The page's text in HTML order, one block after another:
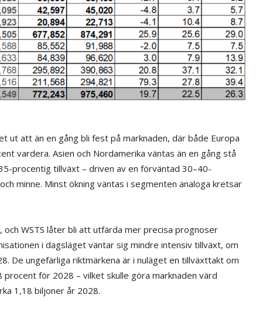
ut att än en gång bli fest på marknaden, där både Europa
vardera. Asien och Nordamerika väntas än en gång stå
procentig tillväxt – driven av en förväntad 30–40-
minne. Minst ökning väntas i segmenten analoga kretsar
WSTS låter bli att utfärda mer precisa prognoser
i dagsläget väntar sig mindre intensiv tillväxt, om
De ungefärliga riktmärkena är i nuläget en tillväxttakt om
för 2028 – vilket skulle göra marknaden värd
1,18 biljoner år 2028.